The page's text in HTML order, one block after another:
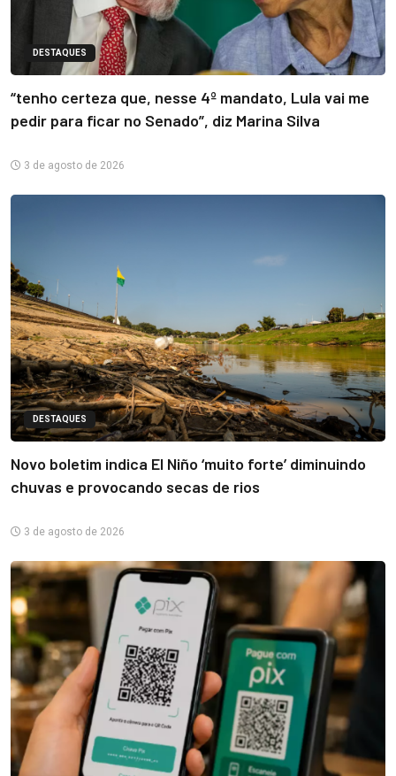
DESTAQUES
“tenho certeza que, nesse 4º mandato, Lula vai me
pedir para ficar no Senado”, diz Marina Silva
3 de agosto de 2026
DESTAQUES
Novo boletim indica El Niño ‘muito forte’ diminuindo
chuvas e provocando secas de rios
3 de agosto de 2026